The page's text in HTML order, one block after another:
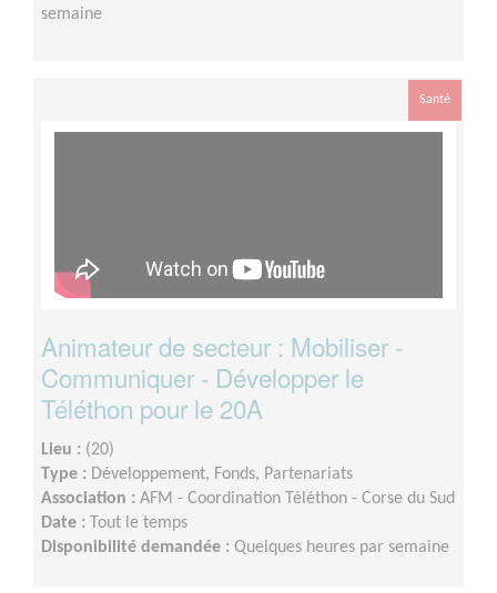
semaine
Santé
Animateur de secteur : Mobiliser -
Communiquer - Développer le
Téléthon pour le 20A
Lieu : (20)
Type : Développement, Fonds, Partenariats
Association : AFM - Coordination Téléthon - Corse du Sud
Date :
Tout le temps
Disponibilité demandée : Quelques heures par semaine